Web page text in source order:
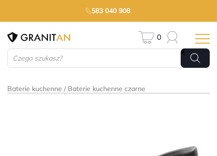
583 040 908
Wyszukiwarka
produktów
0
Baterie kuchenne Baterie kuchenne czarne